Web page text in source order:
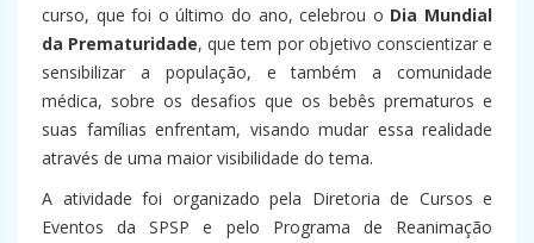
curso, que foi o último do ano, celebrou o Dia Mundial
da Prematuridade, que tem por objetivo conscientizar e
sensibilizar a população, e também a comunidade
médica, sobre os desafios que os bebês prematuros e
suas famílias enfrentam, visando mudar essa realidade
através de uma maior visibilidade do tema.
A atividade foi organizado pela Diretoria de Cursos e
Eventos da SPSP e pelo Programa de Reanimação